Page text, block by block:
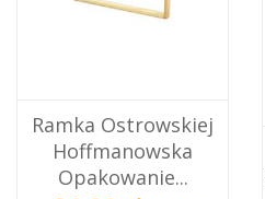
Ramka Ostrowskiej
Hoffmanowska
Opakowanie...